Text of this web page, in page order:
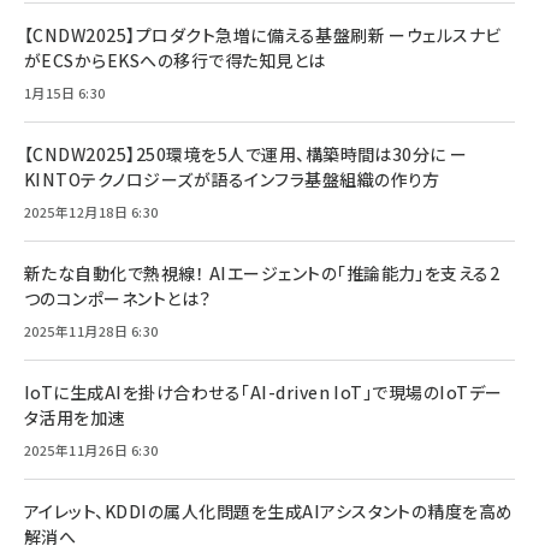
【CNDW2025】プロダクト急増に備える基盤刷新 ーウェルスナビ
がECSからEKSへの移行で得た知見とは
1月15日 6:30
【CNDW2025】250環境を5人で運用、構築時間は30分に ー
KINTOテクノロジーズが語るインフラ基盤組織の作り方
2025年12月18日 6:30
新たな自動化で熱視線！ AIエージェントの「推論能力」を支える2
つのコンポーネントとは？
2025年11月28日 6:30
IoTに生成AIを掛け合わせる「AI-driven IoT」で現場のIoTデー
タ活用を加速
2025年11月26日 6:30
アイレット、KDDIの属人化問題を生成AIアシスタントの精度を高め
解消へ